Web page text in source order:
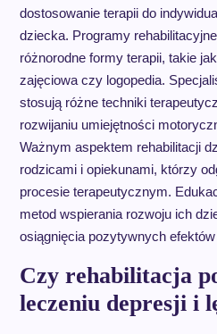
dostosowanie terapii do
dziecka. Programy
różnorodne formy terapii, takie
zajęciowa czy logopedia.
stosują różne techniki
rozwijaniu umiejętności
Ważnym aspektem rehabilitacji
rodzicami i opiekunami, którzy
procesie terapeutycznym.
metod wspierania rozwoju ich
osiągnięcia pozytywnych efektów
Czy rehabilitacja
leczeniu depresji i